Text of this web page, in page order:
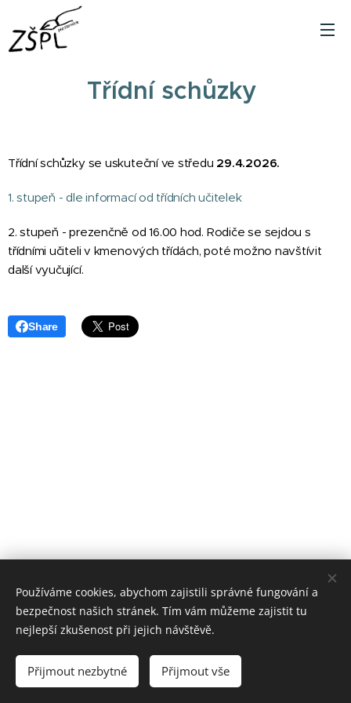
Třídní schůzky
Třídní schůzky se uskuteční ve středu 29.4.2026.
1. stupeň - dle informací od třídních učitelek
2. stupeň - prezenčně od 16.00 hod. Rodiče se sejdou s
třídními učiteli v kmenových třídách, poté možno navštívit
další vyučující.
Share
ZŠ P. Lisého Hostomice
Používáme cookies, abychom zajistili správné fungování a
bezpečnost našich stránek. Tím vám můžeme zajistit tu
nejlepší zkušenost při jejich návštěvě.
Přijmout nezbytné Přijmout vše